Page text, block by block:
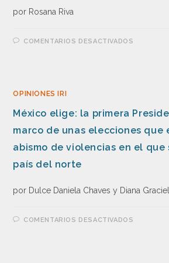
por Rosana Riva
COMENTARIOS DESACTIVADOS
OPINIONES IRI
México elige: la primera
marco de unas elecciones que
abismo de violencias en el que
país del norte
por Dulce Daniela Chaves y Diana
COMENTARIOS DESACTIVADOS